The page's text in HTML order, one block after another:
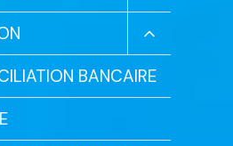
Le
Menu
Enfant
Ouvrir/
Le
Menu
Enfant
BANCAIRE